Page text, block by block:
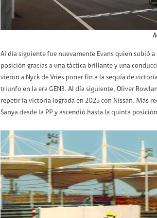
Al día siguiente fue nuevamente Evans quien subió
posición gracias a una táctica brillante y una
vieron a Nyck de Vries poner fin a la sequía de
triunfo en la era GEN3. Al día siguiente, Oliver
repetir la victoria lograda en 2025 con Nissan. Más
Sanya desde la PP y ascendió hasta la quinta